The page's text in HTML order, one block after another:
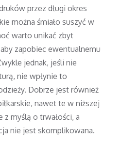
przez długi okres
można śmiało suszyć w
warto unikać zbyt
zapobiec ewentualnemu
jednak, jeśli nie
nie wpłynie to
Dobrze jest również
nawet te w niższej
myślą o trwałości, a
nie jest skomplikowana.